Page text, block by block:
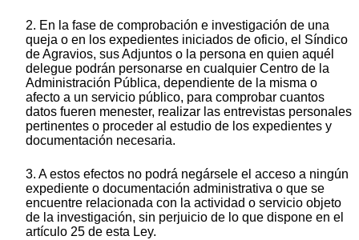
2. En la fase de comprobación e investigación de una
queja o en los expedientes iniciados de oficio, el Síndico
de Agravios, sus Adjuntos o la persona en quien aquél
delegue podrán personarse en cualquier Centro de la
Administración Pública, dependiente de la misma o
afecto a un servicio público, para comprobar cuantos
datos fueren menester, realizar las entrevistas personales
pertinentes o proceder al estudio de los expedientes y
documentación necesaria.
3. A estos efectos no podrá negársele el acceso a ningún
expediente o documentación administrativa o que se
encuentre relacionada con la actividad o servicio objeto
de la investigación, sin perjuicio de lo que dispone en el
artículo 25 de esta Ley.